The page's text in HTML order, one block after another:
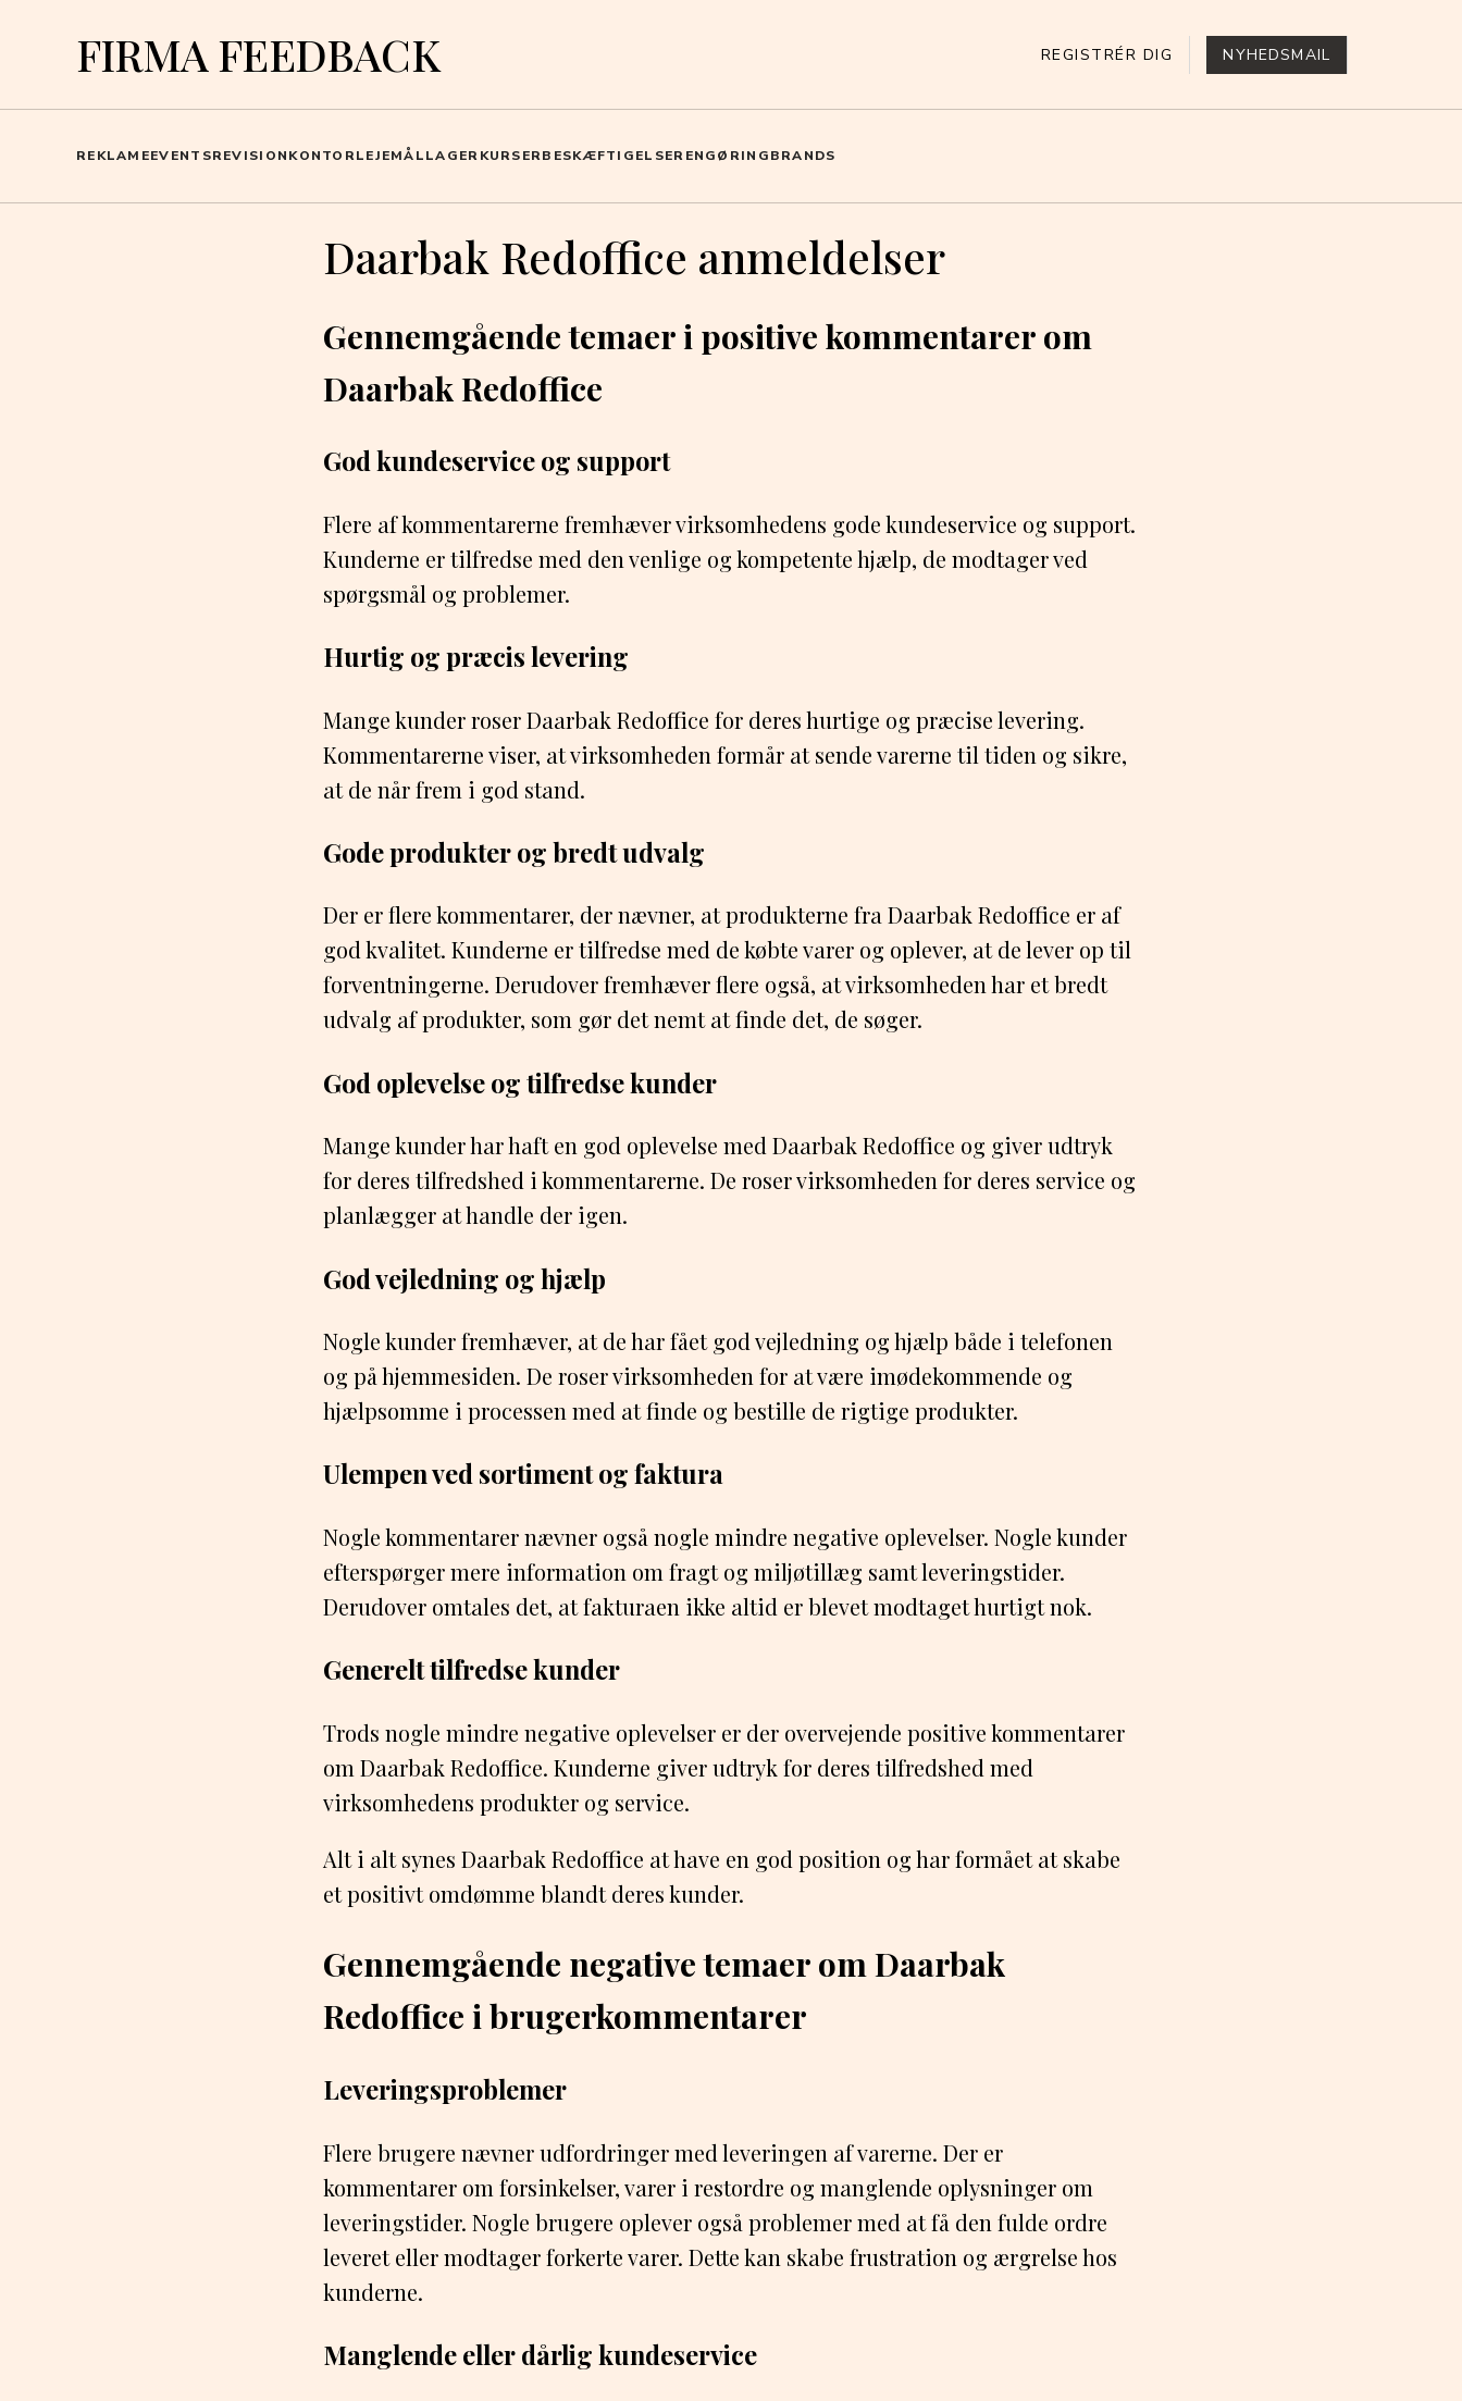
FIRMA FEEDBACK REGISTRÉR DIG NYHEDSMAIL
REKLAMEEVENTSREVISIONKONTORLEJEMÅLLAGERKURSERBESKÆFTIGELSERENGØRINGBRANDS
Daarbak Redoffice anmeldelser
Gennemgående temaer i positive kommentarer om
Daarbak Redoffice
God kundeservice og support
Flere af kommentarerne fremhæver virksomhedens gode kundeservice og support.
Kunderne er tilfredse med den venlige og kompetente hjælp, de modtager ved
spørgsmål og problemer.
Hurtig og præcis levering
Mange kunder roser Daarbak Redoffice for deres hurtige og præcise levering.
Kommentarerne viser, at virksomheden formår at sende varerne til tiden og sikre,
at de når frem i god stand.
Gode produkter og bredt udvalg
Der er flere kommentarer, der nævner, at produkterne fra Daarbak Redoffice er af
god kvalitet. Kunderne er tilfredse med de købte varer og oplever, at de lever op til
forventningerne. Derudover fremhæver flere også, at virksomheden har et bredt
udvalg af produkter, som gør det nemt at finde det, de søger.
God oplevelse og tilfredse kunder
Mange kunder har haft en god oplevelse med Daarbak Redoffice og giver udtryk
for deres tilfredshed i kommentarerne. De roser virksomheden for deres service og
planlægger at handle der igen.
God vejledning og hjælp
Nogle kunder fremhæver, at de har fået god vejledning og hjælp både i telefonen
og på hjemmesiden. De roser virksomheden for at være imødekommende og
hjælpsomme i processen med at finde og bestille de rigtige produkter.
Ulempen ved sortiment og faktura
Nogle kommentarer nævner også nogle mindre negative oplevelser. Nogle kunder
efterspørger mere information om fragt og miljøtillæg samt leveringstider.
Derudover omtales det, at fakturaen ikke altid er blevet modtaget hurtigt nok.
Generelt tilfredse kunder
Trods nogle mindre negative oplevelser er der overvejende positive kommentarer
om Daarbak Redoffice. Kunderne giver udtryk for deres tilfredshed med
virksomhedens produkter og service.
Alt i alt synes Daarbak Redoffice at have en god position og har formået at skabe
et positivt omdømme blandt deres kunder.
Gennemgående negative temaer om Daarbak
Redoffice i brugerkommentarer
Leveringsproblemer
Flere brugere nævner udfordringer med leveringen af varerne. Der er
kommentarer om forsinkelser, varer i restordre og manglende oplysninger om
leveringstider. Nogle brugere oplever også problemer med at få den fulde ordre
leveret eller modtager forkerte varer. Dette kan skabe frustration og ærgrelse hos
kunderne.
Manglende eller dårlig kundeservice